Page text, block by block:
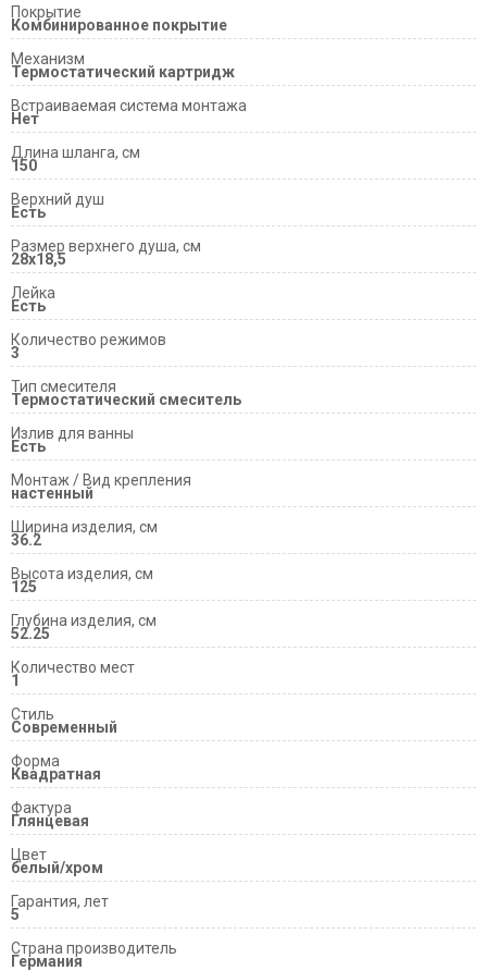
Покрытие
Комбинированное покрытие
Механизм
Термостатический картридж
Встраиваемая система монтажа
Нет
Длина шланга, см
150
Верхний душ
Есть
Размер верxнего душа, см
28x18,5
Лейка
Есть
Количество режимов
3
Тип смесителя
Термостатический смеситель
Излив для ванны
Есть
Монтаж / Вид крепления
настенный
Ширина изделия, см
36.2
Высота изделия, см
125
Глубина изделия, см
52.25
Количество мест
1
Стиль
Современный
Форма
Квадратная
Фактура
Глянцевая
Цвет
белый/хром
Гарантия, лет
5
Страна производитель
Германия